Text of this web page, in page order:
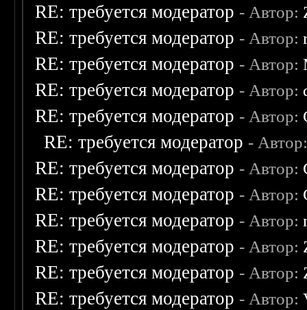
RE: требуется модератор - Автор:
RE: требуется модератор - Автор:
RE: требуется модератор - Автор:
RE: требуется модератор - Автор:
RE: требуется модератор - Автор:
RE: требуется модератор -
RE: требуется модератор - Автор:
RE: требуется модератор - Автор:
RE: требуется модератор - Автор:
RE: требуется модератор - Автор:
RE: требуется модератор - Автор:
RE: требуется модератор - Автор: